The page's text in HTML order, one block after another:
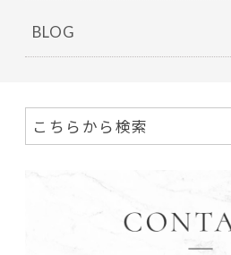
BLOG